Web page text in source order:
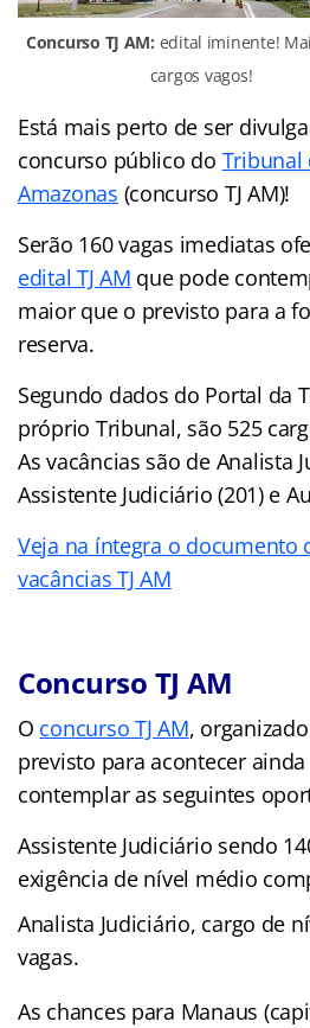
Concurso TJ AM: edital iminente!
cargos vagos!
Está mais perto de ser
concurso público do Tribunal
Amazonas (concurso TJ AM)!
Serão 160 vagas imediatas
edital TJ AM que pode
maior que o previsto para a
reserva.
Segundo dados do Portal da
próprio Tribunal, são 525
As vacâncias são de Analista
Assistente Judiciário (201) e
Veja na íntegra o documento
vacâncias TJ AM
Concurso TJ AM
O concurso TJ AM,
previsto para acontecer
contemplar as seguintes
Assistente Judiciário sendo
exigência de nível médio
Analista Judiciário, cargo de
vagas.
As chances para Manaus